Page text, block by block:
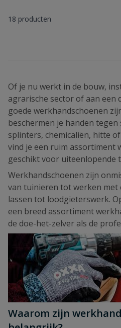
18 producten
Of je nu werkt in de bouw,
agrarische sector of aan een
goede werkhandschoenen
beschermen je handen
splinters, chemicaliën, hitte
vind je een ruim assortiment
geschikt voor uiteenlopende
Werkhandschoenen zijn
van tuinieren tot werken met
lassen tot loodgieterswerk.
een breed assortiment
de doe-het-zelver als de
Waarom zijn